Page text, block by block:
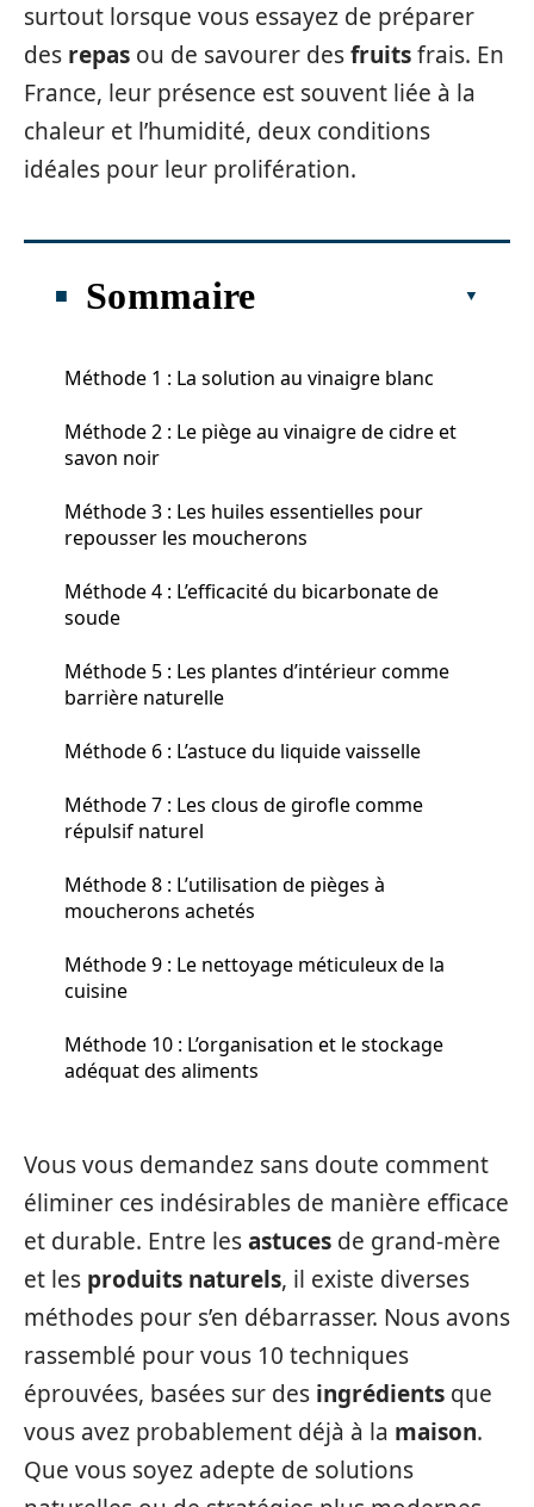
surtout lorsque vous essayez de préparer
des repas ou de savourer desfruitsfrais. En
France, leur présence est souvent liée à la
chaleur et l’humidité, deux conditions
idéales pour leur prolifération.
Sommaire
Méthode 1 : La solution au vinaigre blanc
Méthode 2 : Le piège au vinaigre de cidre et
savon noir
Méthode 3 : Les huiles essentielles pour
repousser les moucherons
Méthode 4 : L’efficacité du bicarbonate de
soude
Méthode 5 : Les plantes d’intérieur comme
barrière naturelle
Méthode 6 : L’astuce du liquide vaisselle
Méthode 7 : Les clous de girofle comme
répulsif naturel
Méthode 8 : L’utilisation de pièges à
moucherons achetés
Méthode 9 : Le nettoyage méticuleux de la
cuisine
Méthode 10 : L’organisation et le stockage
adéquat des aliments
Vous vous demandez sans doute comment
éliminer ces indésirables de manière efficace
et durable. Entre lesastuces de grand-mère
et les produits naturels, il existe diverses
méthodes pour s’en débarrasser. Nous avons
rassemblé pour vous 10 techniques
éprouvées, basées sur des ingrédients que
vous avez probablement déjà à la maison.
Que vous soyez adepte de solutions